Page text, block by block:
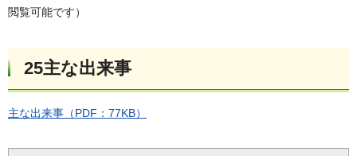
閲覧可能です）
25主な出来事
主な出来事（PDF：77KB）